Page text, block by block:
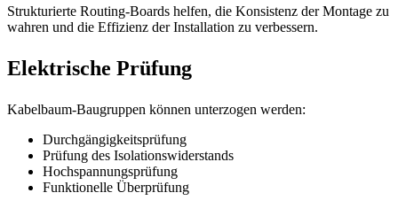
Strukturierte Routing-Boards helfen, die Konsistenz der Montage zu
wahren und die Effizienz der Installation zu verbessern.
Elektrische Prüfung
Kabelbaum-Baugruppen können unterzogen werden:
Durchgängigkeitsprüfung
Prüfung des Isolationswiderstands
Hochspannungsprüfung
Funktionelle Überprüfung